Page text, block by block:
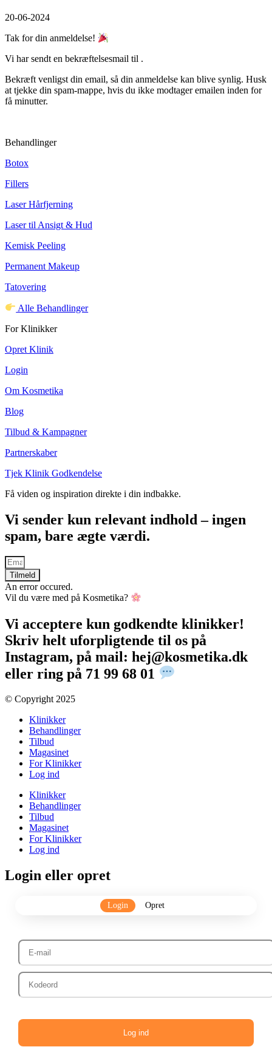
20-06-2024
Tak for din anmeldelse!
Vi har sendt en bekræftelsesmail til .
Bekræft venligst din email, så din anmeldelse kan blive synlig. Husk
at tjekke din spam-mappe, hvis du ikke modtager emailen inden for
få minutter.
Behandlinger
Botox
Fillers
Laser Hårfjerning
Laser til Ansigt & Hud
Kemisk Peeling
Permanent Makeup
Tatovering
Alle Behandlinger
For Klinikker
Opret Klinik
Login
Om Kosmetika
Blog
Tilbud & Kampagner
Partnerskaber
Tjek Klinik Godkendelse
Få viden og inspiration direkte i din indbakke.
Vi sender kun relevant indhold – ingen
spam, bare ægte værdi.
Tilmeld
An error occured.
Vil du være med på Kosmetika?
Vi acceptere kun godkendte klinikker!
Skriv helt uforpligtende til os på
Instagram, på mail: hej@kosmetika.dk
eller ring på 71 99 68 01
© Copyright 2025​
Klinikker
Behandlinger
Tilbud
Magasinet
For Klinikker
Log ind
Klinikker
Behandlinger
Tilbud
Magasinet
For Klinikker
Log ind
Login eller opret
Login Opret
Log ind